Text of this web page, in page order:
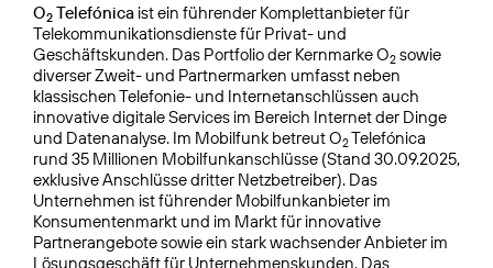
O2 Telefónica ist ein führender Komplettanbieter für
Telekommunikationsdienste für Privat- und
Geschäftskunden. Das Portfolio der Kernmarke O2 sowie
diverser Zweit- und Partnermarken umfasst neben
klassischen Telefonie- und Internetanschlüssen auch
innovative digitale Services im Bereich Internet der Dinge
und Datenanalyse. Im Mobilfunk betreut O2Telefónica
rund 35 Millionen Mobilfunkanschlüsse (Stand 30.09.2025,
exklusive Anschlüsse dritter Netzbetreiber). Das
Unternehmen ist führender Mobilfunkanbieter im
Konsumentenmarkt und im Markt für innovative
Partnerangebote sowie ein stark wachsender Anbieter im
Lösungsgeschäft für Unternehmenskunden. Das